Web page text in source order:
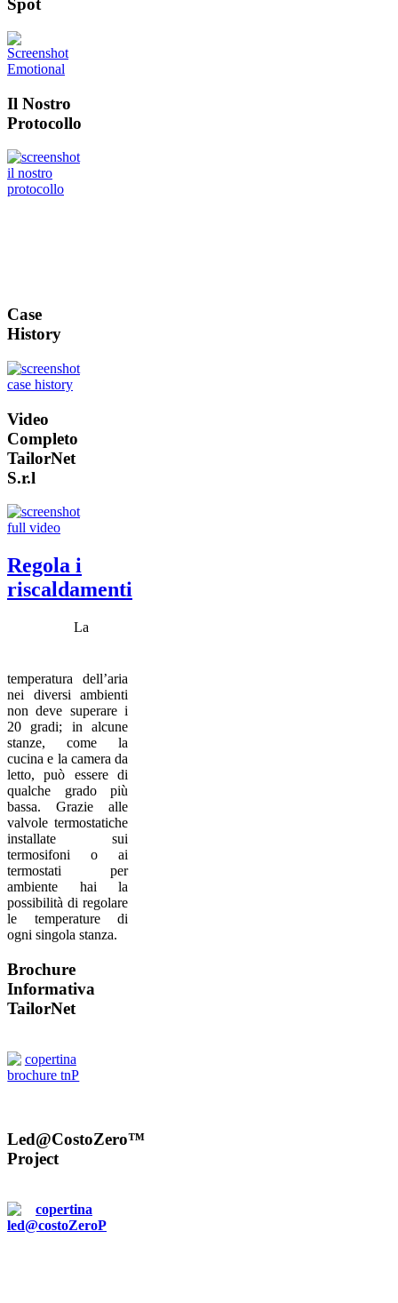
Spot
Il Nostro
Protocollo
Case
History
Video
Completo
TailorNet
S.r.l
Regola i
riscaldamenti
La
temperatura dell’aria
nei diversi ambienti
non deve superare i
20 gradi; in alcune
stanze, come la
cucina e la camera da
letto, può essere di
qualche grado più
bassa. Grazie alle
valvole termostatiche
installate sui
termosifoni o ai
termostati per
ambiente hai la
possibilità di regolare
le temperature di
ogni singola stanza.
Brochure
Informativa
TailorNet
Led@CostoZero™
Project